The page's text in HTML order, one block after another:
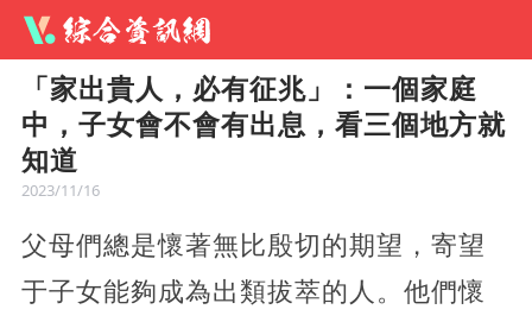
「家出貴人，必有征兆」：一個家庭
中，子女會不會有出息，看三個地方就
知道
2023/11/16
父母們總是懷著無比殷切的期望，寄望
于子女能夠成為出類拔萃的人。他們懷